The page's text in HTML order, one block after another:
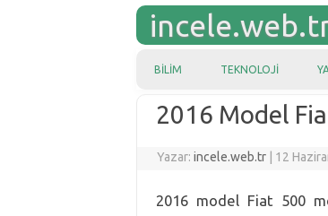
BILIM TEKNOLOJI
2016 Model
Yazar:incele.web.tr 12
2016 model Fiat 500